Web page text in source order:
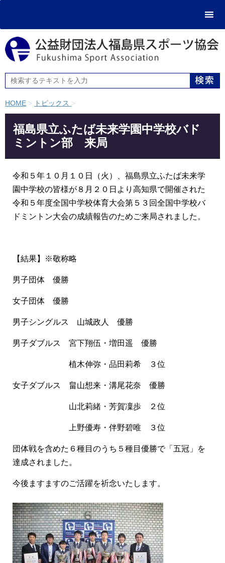
HOME > トピックス >
福島県立ふたば未来学園中学校バド
ミントン部 来局
令和５年１０月１０日（火）、福島県立ふたば未来学
園中学校の皆様が８月２０日より高知県で開催された
令和５年度全国中学校体育大会第５３回全国中学校バ
ドミントン大会の成績報告のためご来局されました。
【結果】※敬称略
男子団体 優勝
女子団体 優勝
男子シングルス 山城政人 優勝
男子ダブルス 宮下翔伍・増田遥 優勝
植木伸弥・品田莉希 ３位
女子ダブルス 畠山想来・溝尾花奈 優勝
山北莉緒・芳賀凜歩 ２位
上野優寿・伴野碧唯 ３位
団体戦を含めた６種目のうち５種目優勝で「五冠」を
達成されました。
今後ますますのご活躍を祈念いたします。